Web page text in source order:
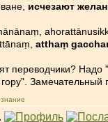
исчезают
atthaṃ
переводчики?
Замечательный